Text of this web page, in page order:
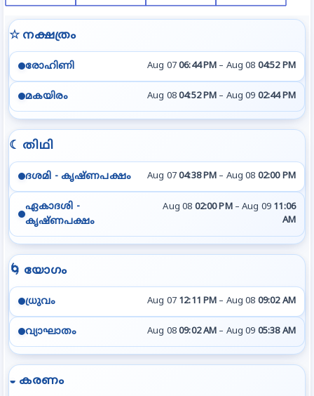
☆ നക്ഷത്രം
രോഹിണി Aug 0706:44 PM – Aug 08 04:52 PM
മകയിരം Aug 0804:52 PM – Aug 09 02:44 PM
☾ തിഥി
ദശമി - കൃഷ്ണപക്ഷം Aug 0704:38 PM – Aug 08 02:00 PM
ഏകാദശി -
കൃഷ്ണപക്ഷം
Aug 08 02:00 PM–Aug 09 11:06
AM
🌀 യോഗം
ധ്രുവം Aug 07 12:11 PM – Aug 08 09:02 AM
വ്യാഘാതം Aug 0809:02 AM – Aug 09 05:38 AM
◒ കരണം